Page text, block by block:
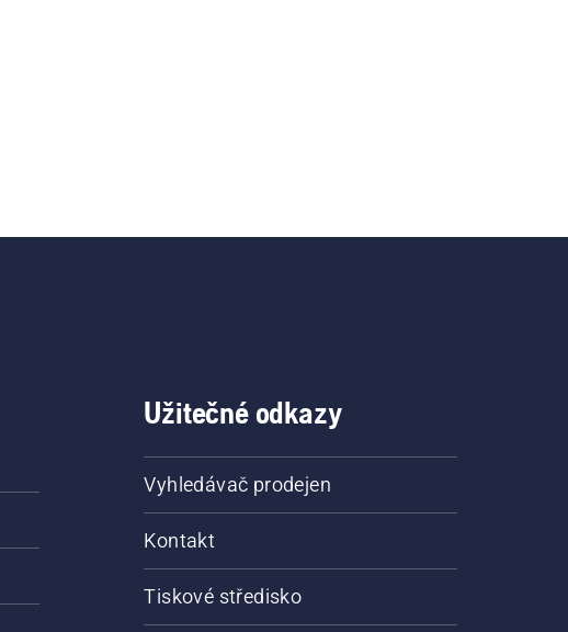
Užitečné odkazy
Vyhledávač prodejen
Kontakt
Tiskové středisko